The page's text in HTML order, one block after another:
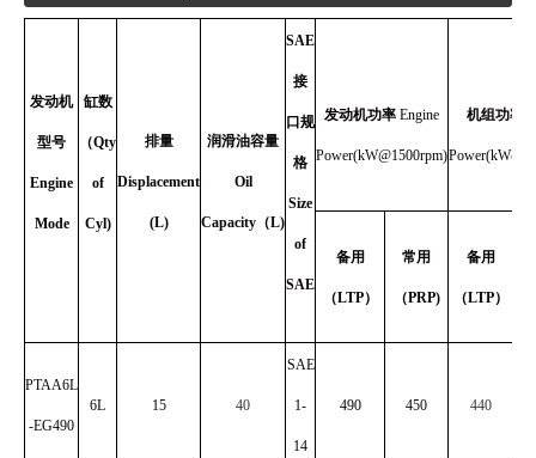
发动机
型号
Engine
Mode
缸数
（Qty
of
Cyl)
排量
Displacement
(L)
润滑油容量
Oil
Capacity （L)
SAE
接
口规
格
Size
of
SAE
发动机功率 Engine
Power(kW@1500rpm)
机组功率
备用
（LTP）
常用
（PRP)
备用
（LTP）
PTAA6L
-EG490
6L 15 40
SAE
1-
14
490 450 440